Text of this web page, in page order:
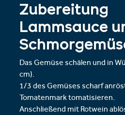
Zubereitung
Lammsauce
Das Gemüse schälen und in
cm).
1/3 des Gemüses scharf
Tomatenmark tomatisieren.
Anschließend mit Rotwein